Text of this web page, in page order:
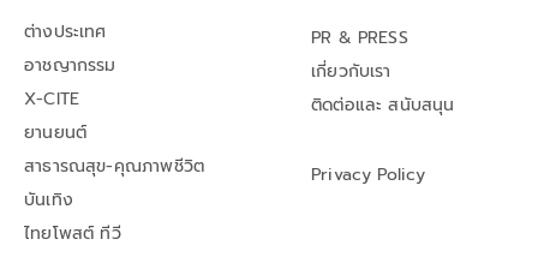
ต่างประเทศ
อาชญากรรม
X-CITE
ยานยนต์
สาธารณสุข-คุณภาพชีวิต
บันเทิง
ไทยโพสต์ ทีวี
PR & PRESS
เกี่ยวกับเรา
ติดต่อและ สนับสนุน
Privacy Policy